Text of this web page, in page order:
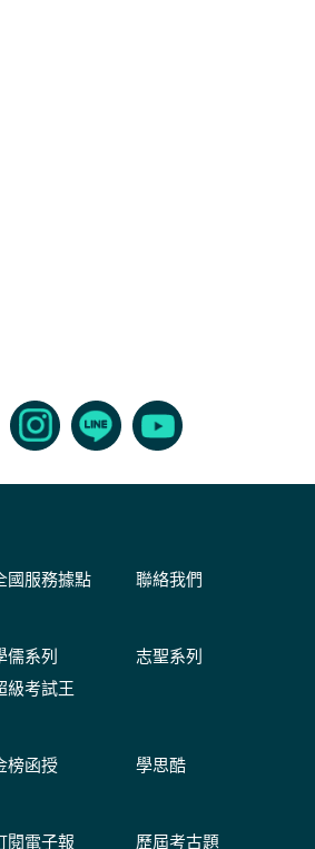
國服務據點 聯絡我們
儒系列
志聖系列
級考試王
榜函授 學思酷
閱電子報 歷屆考古題